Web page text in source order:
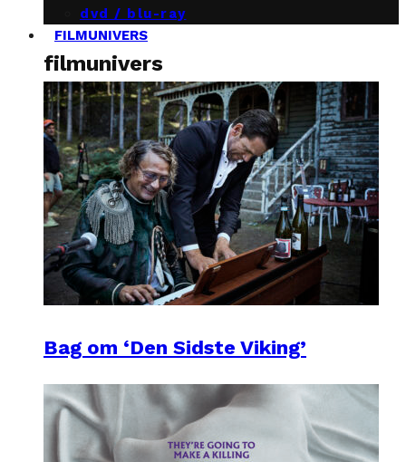
dvd / blu-ray
FILMUNIVERS
filmunivers
Bag om ‘Den Sidste Viking’